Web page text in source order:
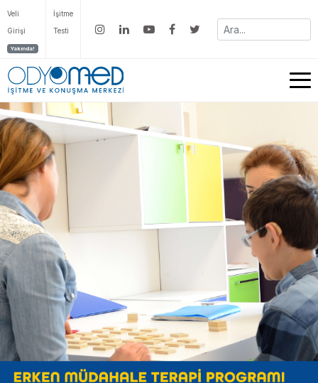
Veli
Girişi
Yakında!
İşitme
Testi